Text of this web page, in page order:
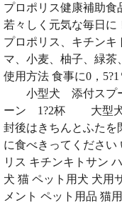
プロポリス健康補助食
若々しく元気な毎日
プロポリス、キチン
マ、小麦、柚子、緑
使用方法 食事に0，
小型犬 添付スプ
ーン 1?2杯 大型犬
封後はきちんとふたを
に食べきってください
リス キチンキトサン
犬 猫 ペット用犬 犬用
メント ペット用品 猫